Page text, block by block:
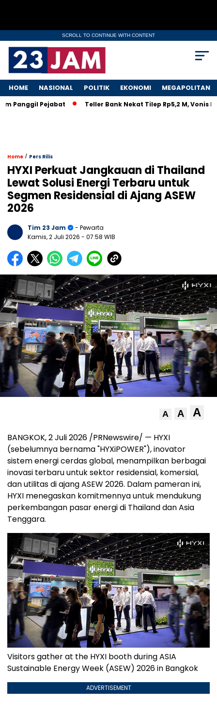
SCROLL TO CONTINUE WITH CONTENT
HOME NASIONAL POLITIK EKONOMI MEGAPOLITAN
Pejabat Teller Bank Nekat Tilep Rp5,2 M, Vonis
Home / Pers Rilis
HYXI Perkuat Jangkauan di Thailand
Lewat Solusi Energi Terbaru untuk
Segmen Residensial di Ajang ASEW
2026
Tim 23 Jam
- Pewarta
Kamis, 2 Juli 2026 - 07:58 WIB
A A A
BANGKOK, 2 Juli 2026 /PRNewswire/ — HYXI
(sebelumnya bernama "HYXiPOWER"), inovator
sistem energi cerdas global, menampilkan berbagai
inovasi terbaru untuk sektor residensial, komersial,
dan utilitas di ajang ASEW 2026. Dalam pameran ini,
HYXI menegaskan komitmennya untuk mendukung
perkembangan pasar energi di Thailand dan Asia
Tenggara.
Visitors gather at the HYXI booth during ASIA
Sustainable Energy Week (ASEW) 2026 in Bangkok
ADVERTISEMENT